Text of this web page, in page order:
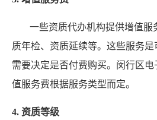
一些资质代办机构提供增值服
质年检、资质延续等。这些服务
需要决定是否付费购买。闵行区
值服务费根据服务类型而定。
4. 资质等级